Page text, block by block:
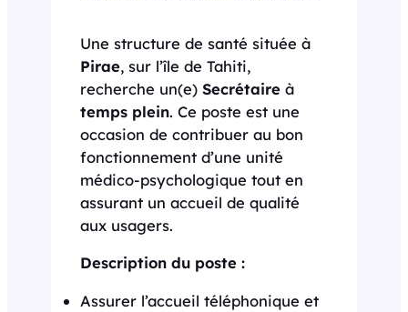
Une structure de santé située à
Pirae, sur l’île de Tahiti,
recherche un(e) Secrétaire à
temps plein. Ce poste est une
occasion de contribuer au bon
fonctionnement d’une unité
médico-psychologique tout en
assurant un accueil de qualité
aux usagers.
Description du poste :
Assurer l’accueil téléphonique et